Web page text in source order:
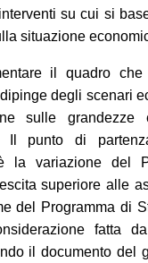
su cui si
situazione
il quadro
degli scenari
sulle
Il punto di
è la variazione del
superiore alle
del Programma di
fatta
il documento del